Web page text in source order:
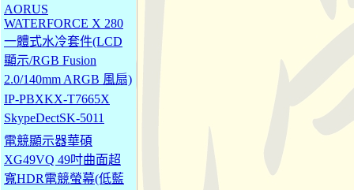
AORUS
WATERFORCE X 280
一體式水冷套件(LCD
顯示/RGB Fusion
2.0/140mm ARGB 風扇)
IP-PBXKX-T7665X
SkypeDectSK-5011
電競顯示器華碩
XG49VQ 49吋曲面超
寬HDR電競螢幕(低藍